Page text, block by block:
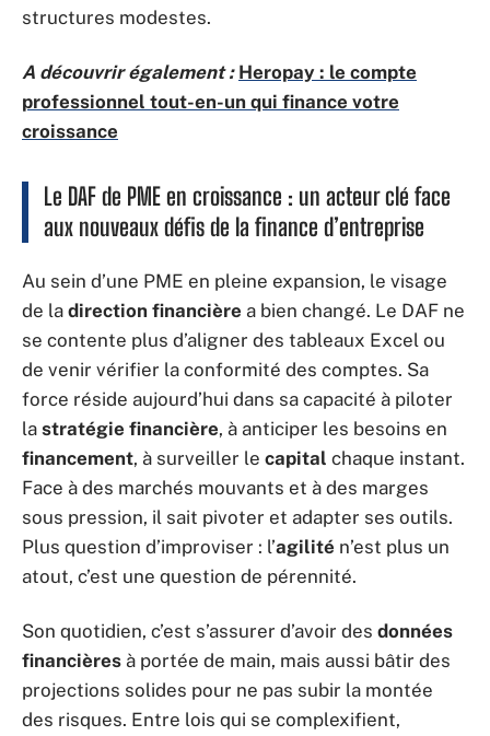
structures modestes.
A découvrir également : Heropay : le compte
professionnel tout-en-un qui finance votre
croissance
Le DAF de PME en croissance : un acteur clé face
aux nouveaux défis de la finance d’entreprise
Au sein d’une PME en pleine expansion, le visage
de la direction financière a bien changé. Le DAF ne
se contente plus d’aligner des tableaux Excel ou
de venir vérifier la conformité des comptes. Sa
force réside aujourd’hui dans sa capacité à piloter
la stratégie financière, à anticiper les besoins en
financement, à surveiller le capital chaque instant.
Face à des marchés mouvants et à des marges
sous pression, il sait pivoter et adapter ses outils.
Plus question d’improviser : l’agilité n’est plus un
atout, c’est une question de pérennité.
Son quotidien, c’est s’assurer d’avoir des données
financières à portée de main, mais aussi bâtir des
projections solides pour ne pas subir la montée
des risques. Entre lois qui se complexifient,